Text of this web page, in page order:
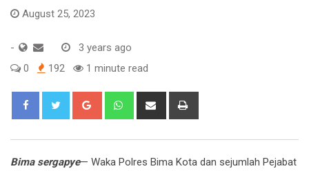
August 25, 2023
-
3 years ago
0
192 1 minute read
Google+ WhatsappShare
Bima sergapye— Waka Polres Bima Kota dan sejumlah Pejabat